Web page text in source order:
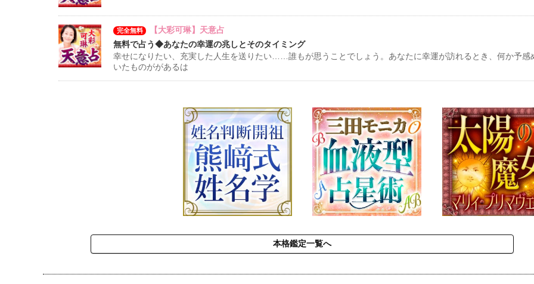
完全無料
【大彩可琳】天意占
無料で占う◆あなたの幸運の兆しとそのタイミング
幸せになりたい、充実した人生を送りたい……誰もが思うことでしょう。あなたに幸運が訪れるとき、何か予感
いたものががあるは
本格鑑定一覧へ